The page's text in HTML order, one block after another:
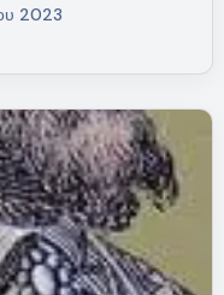
2023